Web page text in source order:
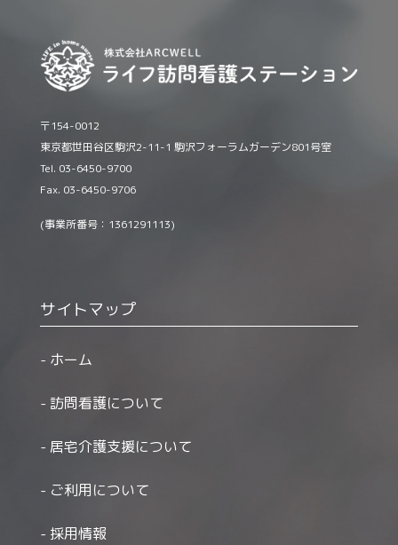
〒154-0012
東京都世田谷区駒沢2-11-1 駒沢フォーラムガーデン801号室
Tel. 03-6450-9700
Fax. 03-6450-9706
(事業所番号：1361291113)
サイトマップ
ホーム
訪問看護について
居宅介護支援について
ご利用について
採用情報